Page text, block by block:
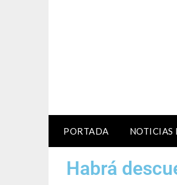
PORTADA NOTICIAS
Habrá